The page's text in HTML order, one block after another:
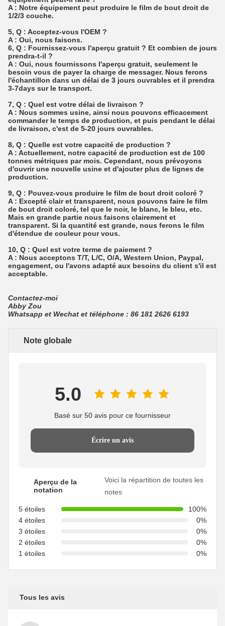
A : Notre équipement peut produire le film de bout droit de
1/2/3 couche.
5, Q : Acceptez-vous l'OEM ?
A : Oui, nous faisons.
6, Q : Fournissez-vous l'aperçu gratuit ? Et combien de jours
prendra-t-il ?
A : Oui, nous fournissons l'aperçu gratuit, seulement le
besoin vous de payer la charge de messager. Nous ferons
l'échantillon dans un délai de 3 jours ouvrables et il prendra
3-7days sur le transport.
7, Q : Quel est votre délai de livraison ?
A : Nous sommes usine, ainsi nous pouvons efficacement
commander le temps de production, et puis pendant le délai
de livraison, c'est de 5-20 jours ouvrables.
8, Q : Quelle est votre capacité de production ?
A : Actuellement, notre capacité de production est de 100
tonnes métriques par mois. Cependant, nous prévoyons
d'ouvrir une nouvelle usine et d'ajouter plus de lignes de
production.
9, Q : Pouvez-vous produire le film de bout droit coloré ?
A : Excepté clair et transparent, nous pouvons faire le film
de bout droit coloré, tel que le noir, le blanc, le bleu, etc.
Mais en grande partie nous faisons clairement et
transparent. Si la quantité est grande, nous ferons le film
d'étendue de couleur pour vous.
10, Q : Quel est votre terme de paiement ?
A : Nous acceptons T/T, L/C, O/A, Western Union, Paypal,
engagement, ou l'avons adapté aux besoins du client s'il est
acceptable.
Contactez-moi
Abby Zou
Whatsapp et Wechat et téléphone : 86 181 2626 6193
Note globale
5.0
Basé sur 50 avis pour ce fournisseur
Écrire un avis
Aperçu de la
notation
Voici la répartition de toutes les
notes
5 étoiles
100%
4 étoiles
0%
3 étoiles
0%
2 étoiles
0%
1 étoiles
0%
Tous les avis